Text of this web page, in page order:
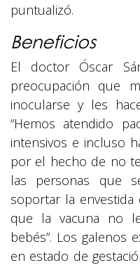
puntualizó.
Beneficios
El doctor Óscar
preocupación que
inocularse y les
“Hemos atendido
intensivos e incluso
por el hecho de no
las personas que
soportar la
que la vacuna no
bebés”. Los galenos
en estado de